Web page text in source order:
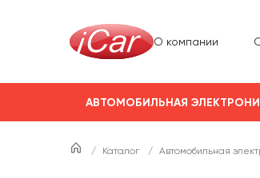
О компании
АВТОМОБИЛЬНАЯ
/ Каталог / Автомобильная